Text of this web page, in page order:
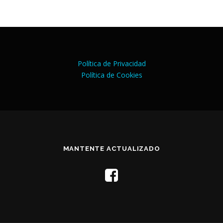
Política de Privacidad
Política de Cookies
MANTENTE ACTUALIZADO